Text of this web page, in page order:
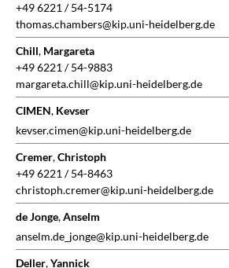
+49 6221 / 54-5174
thomas.chambers@kip.uni-heidelberg.de
Chill, Margareta
+49 6221 / 54-9883
margareta.chill@kip.uni-heidelberg.de
CIMEN, Kevser
kevser.cimen@kip.uni-heidelberg.de
Cremer,Christoph
+49 6221 / 54-8463
christoph.cremer@kip.uni-heidelberg.de
de Jonge,Anselm
anselm.de_jonge@kip.uni-heidelberg.de
Deller,Yannick